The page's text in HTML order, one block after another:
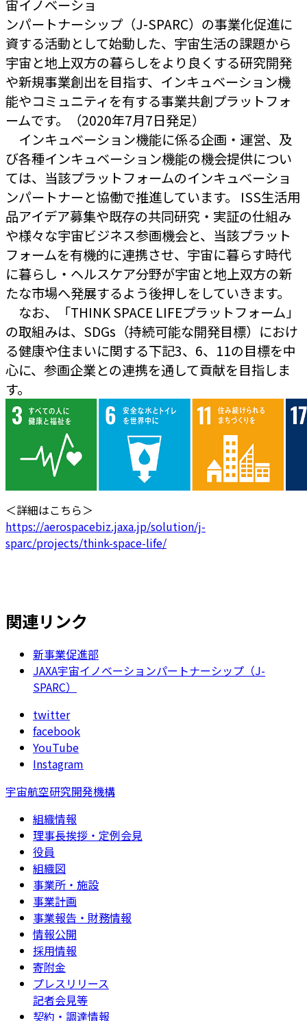
宙イノベーショ
ンパートナーシップ（J-SPARC）の事業化促進に
資する活動として始動した、宇宙生活の課題から
宇宙と地上双方の暮らしをより良くする研究開発
や新規事業創出を目指す、インキュベーション機
能やコミュニティを有する事業共創プラットフォ
ームです。（2020年7月7日発足）
インキュベーション機能に係る企画・運営、及
び各種インキュベーション機能の機会提供につい
ては、当該プラットフォームのインキュベーショ
ンパートナーと協働で推進しています。 ISS生活用
品アイデア募集や既存の共同研究・実証の仕組み
や様々な宇宙ビジネス参画機会と、当該プラット
フォームを有機的に連携させ、宇宙に暮らす時代
に暮らし・ヘルスケア分野が宇宙と地上双方の新
たな市場へ発展するよう後押しをしていきます。
なお、「THINK SPACE LIFEプラットフォーム」
の取組みは、SDGs（持続可能な開発目標）におけ
る健康や住まいに関する下記3、6、11の目標を中
心に、参画企業との連携を通して貢献を目指しま
す。
＜詳細はこちら＞
https://aerospacebiz.jaxa.jp/solution/j-
sparc/projects/think-space-life/
関連リンク
新事業促進部
JAXA宇宙イノベーションパートナーシップ（J-
SPARC）
twitter
facebook
YouTube
Instagram
宇宙航空研究開発機構
組織情報
理事長挨拶・定例会見
役員
組織図
事業所・施設
事業計画
事業報告・財務情報
情報公開
採用情報
寄附金
プレスリリース
記者会見等
契約・調達情報